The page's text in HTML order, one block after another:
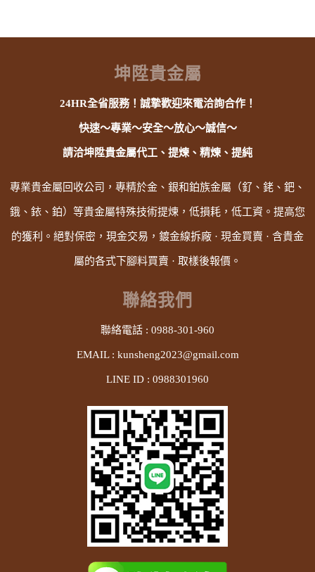
坤陞貴金屬
24HR全省服務！誠摯歡迎來電洽詢合作！
快速～專業～安全～放心～誠信～
請洽坤陞貴金屬代工、提煉、精煉、提純
專業貴金屬回收公司，專精於金、銀和鉑族金屬（釕、銠、鈀、
鋨、銥、鉑）等貴金屬特殊技術提煉，低損耗，低工資。提高您
的獲利。絕對保密，現金交易，鍍金線拆廠 · 現金買賣 · 含貴金
屬的各式下腳料買賣 · 取樣後報價。
聯絡我們
聯絡電話 : 0988-301-960
EMAIL : kunsheng2023@gmail.com
LINE ID : 0988301960